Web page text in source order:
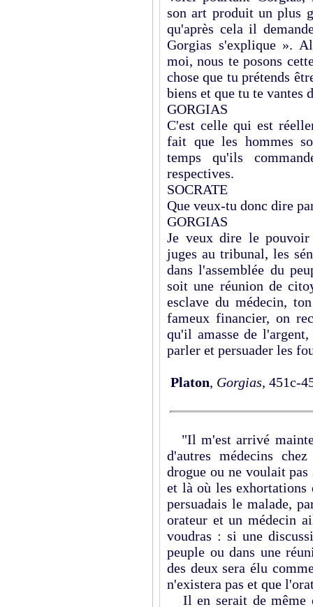
son art produit un plus
qu'après cela il
Gorgias s'explique ».
moi, nous te posons
chose que tu prétends
biens et que tu te vantes
GORGIAS
C'est celle qui est
fait que les hommes
temps qu'ils
respectives.
SOCRATE
Que veux-tu donc dire
GORGIAS
Je veux dire le pouvoir
juges au tribunal, les
dans l'assemblée du
soit une réunion de
esclave du médecin,
fameux financier, on
qu'il amasse de
parler et persuader les
Platon, Gorgias, 451c-
"Il m'est arrivé
d'autres médecins
drogue ou ne voulait
et là où les exhortations
persuadais le malade,
orateur et un médecin
voudras : si une
peuple ou dans une
des deux sera élu
n'existera pas et que
Il en serait de même